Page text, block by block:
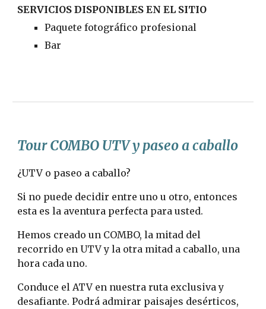
SERVICIOS DISPONIBLES EN EL SITIO
Paquete fotográfico profesional
Bar
Tour COMBO UTV y paseo a caballo
¿UTV o paseo a caballo?
Si no puede decidir entre uno u otro, entonces
esta es la aventura perfecta para usted.
Hemos creado un COMBO, la mitad del
recorrido en UTV y la otra mitad a caballo, una
hora cada uno.
Conduce el ATV en nuestra ruta exclusiva y
desafiante. Podrá admirar paisajes desérticos,